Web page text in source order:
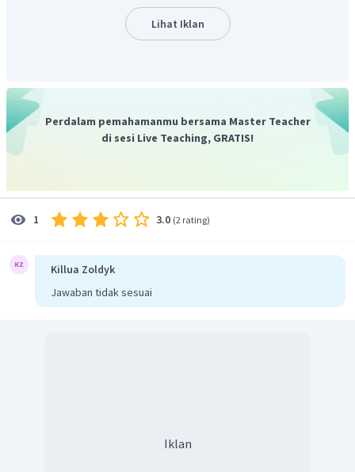
(superoksida)
dengan M = logam alkali
menghindari natrium bereaksi dengan oksigen di udara.
Lihat Iklan
Perdalam pemahamanmu bersama Master Teacher
di sesi Live Teaching, GRATIS!
1 3.0 (2 rating)
Killua Zoldyk
Jawaban tidak sesuai
Iklan